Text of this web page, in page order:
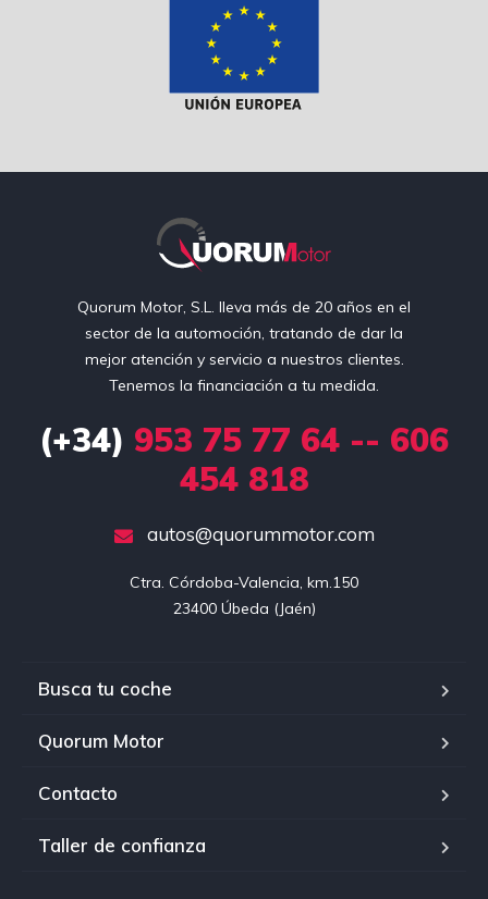
Quorum Motor, S.L. lleva más de 20 años en el
sector de la automoción, tratando de dar la
mejor atención y servicio a nuestros clientes.
Tenemos la financiación a tu medida.
(+34) 953 75 77 64 -- 606
454 818
autos@quorummotor.com
Ctra. Córdoba-Valencia, km.150
23400 Úbeda (Jaén)
Busca tu coche
Quorum Motor
Contacto
Taller de confianza